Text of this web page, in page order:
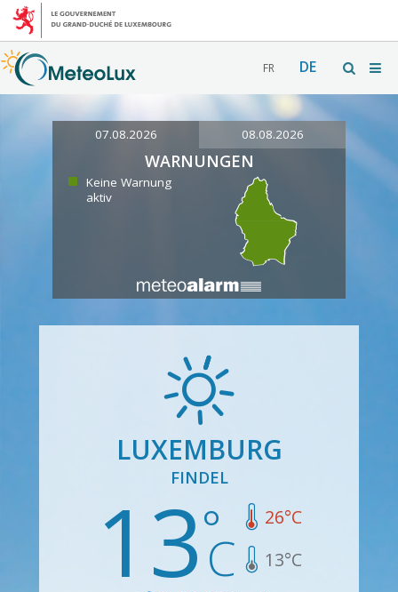
FR DE
07.08.2026 08.08.2026
WARNUNGEN
Keine Warnung
aktiv
LUXEMBURG
FINDEL
13 26°C
13°C